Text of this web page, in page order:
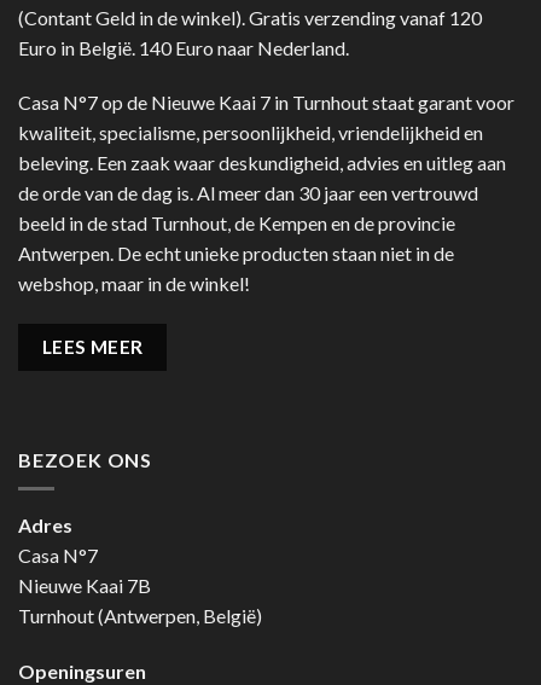
(Contant Geld in de winkel). Gratis verzending vanaf 120
Euro in België. 140 Euro naar Nederland.
Casa N°7 op de Nieuwe Kaai 7 in Turnhout staat garant voor
kwaliteit, specialisme, persoonlijkheid, vriendelijkheid en
beleving. Een zaak waar deskundigheid, advies en uitleg aan
de orde van de dag is. Al meer dan 30 jaar een vertrouwd
beeld in de stad Turnhout, de Kempen en de provincie
Antwerpen. De echt unieke producten staan niet in de
webshop, maar in de winkel!
LEES MEER
BEZOEK ONS
Adres
Casa N°7
Nieuwe Kaai 7B
Turnhout (Antwerpen, België)
Openingsuren